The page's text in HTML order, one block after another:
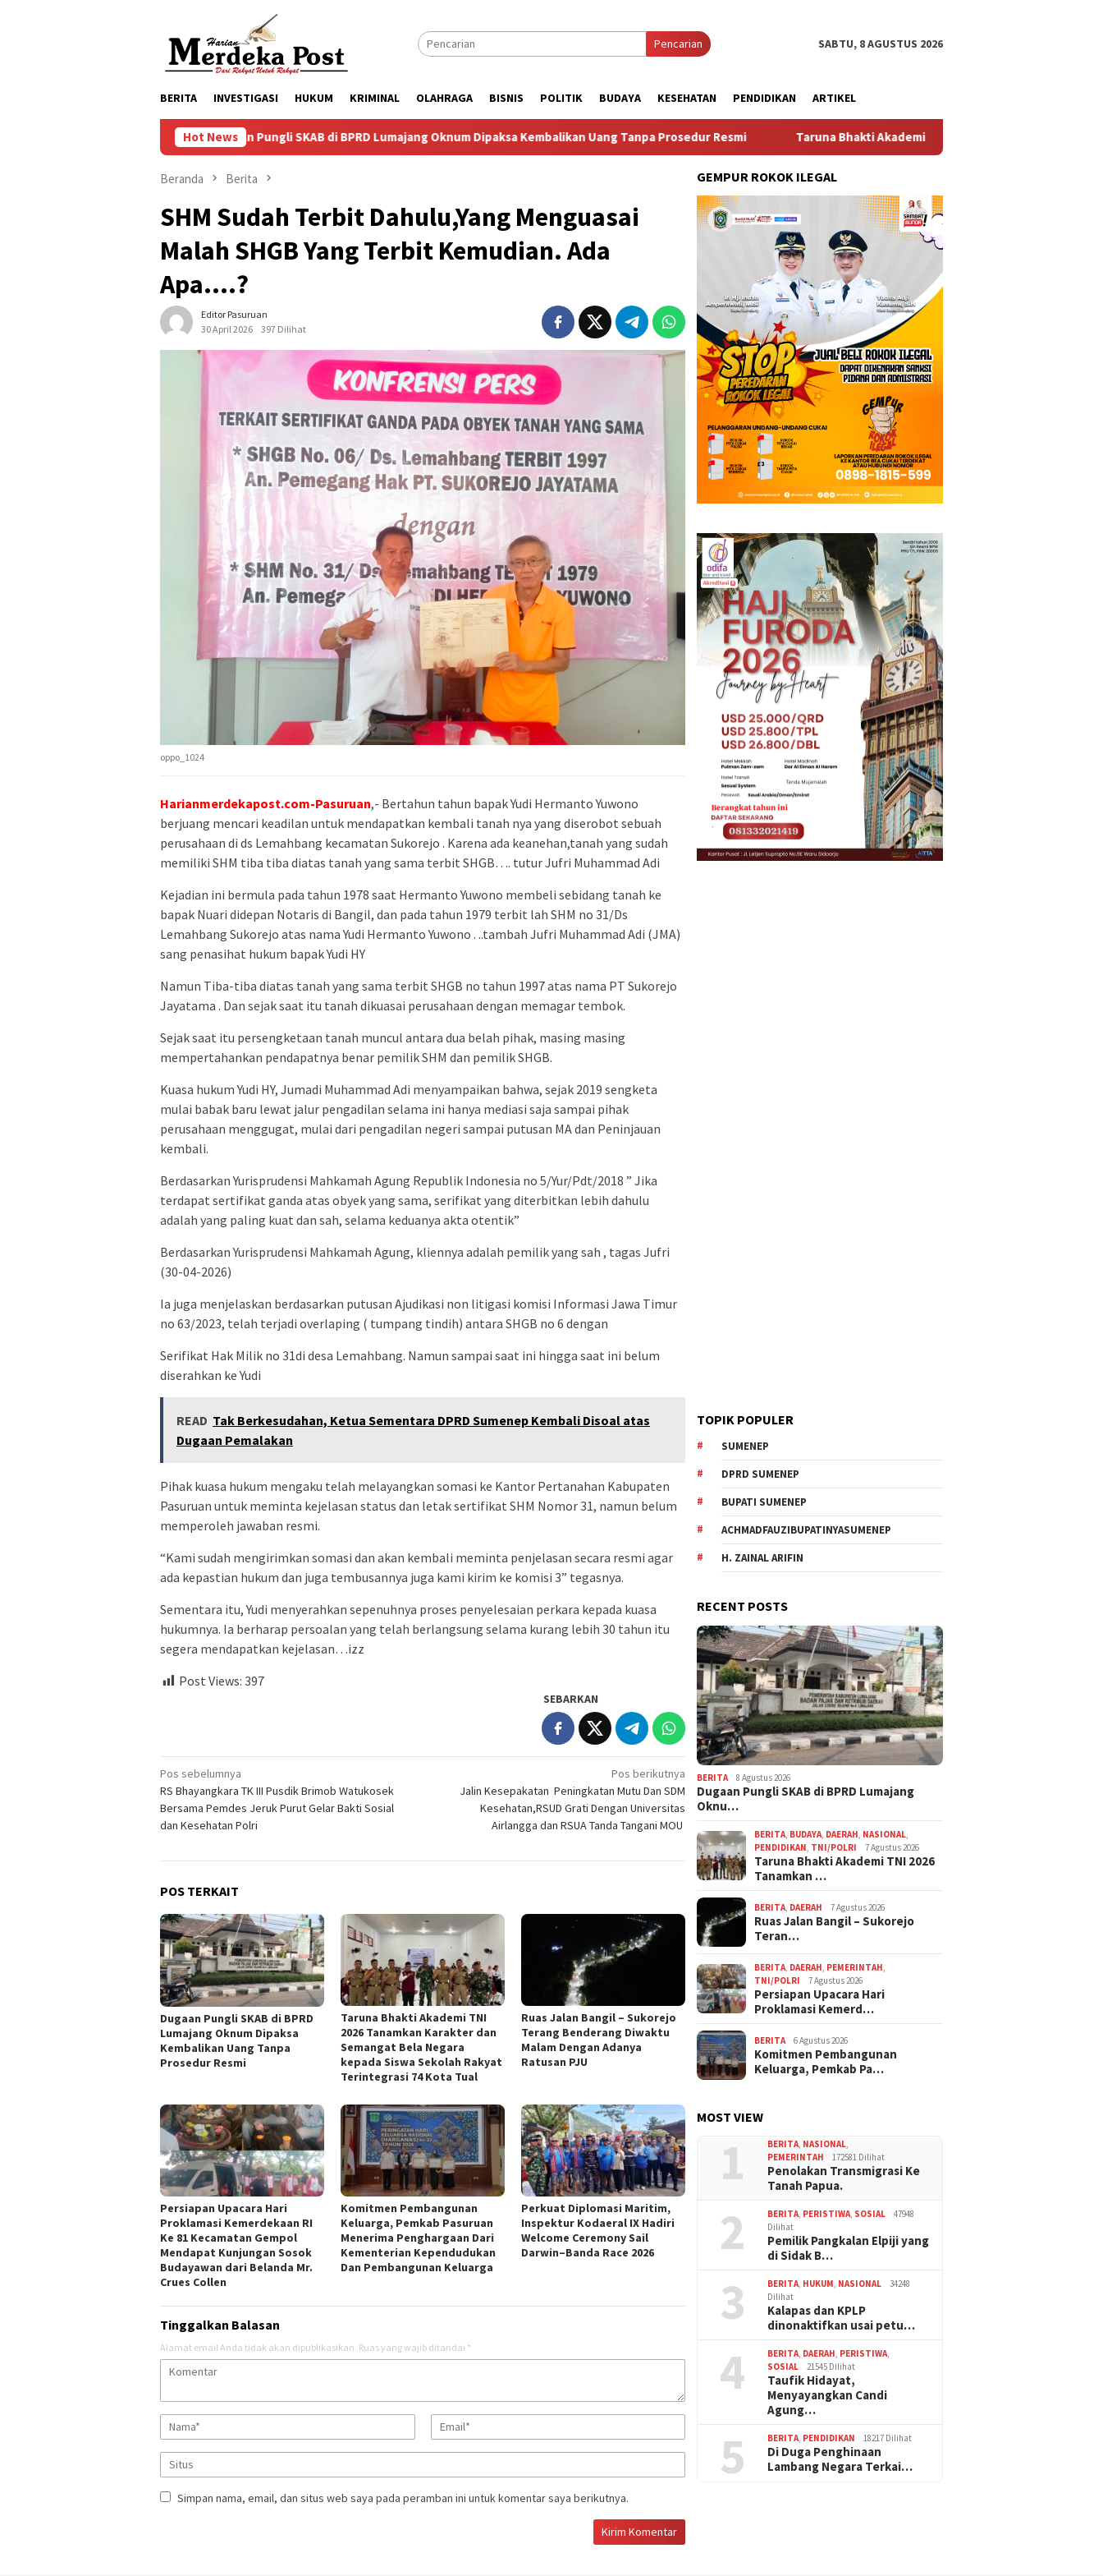
Pencarian SABTU, 8 AGUSTUS 2026
BERITA INVESTIGASI HUKUM KRIMINAL OLAHRAGA BISNIS POLITIK BUDAYA KESEHATAN PENDIDIKAN ARTIKEL
Hot News
Dugaan Pungli SKAB di BPRD Lumajang Oknum Dipaksa Kembalikan Uang Tanpa Prosedur Resmi Taruna Bhakti Akademi TNI 2026 Tanamkan Karakter dan Semangat Bela
Beranda Berita
SHM Sudah Terbit Dahulu,Yang Menguasai
Malah SHGB Yang Terbit Kemudian. Ada
Apa….?
Editor Pasuruan
30 April 2026
397 Dilihat
oppo_1024
Harianmerdekapost.com-Pasuruan,- Bertahun tahun bapak Yudi Hermanto Yuwono
berjuang mencari keadilan untuk mendapatkan kembali tanah nya yang diserobot sebuah
perusahaan di ds Lemahbang kecamatan Sukorejo . Karena ada keanehan,tanah yang sudah
memiliki SHM tiba tiba diatas tanah yang sama terbit SHGB…. tutur Jufri Muhammad Adi
Kejadian ini bermula pada tahun 1978 saat Hermanto Yuwono membeli sebidang tanah ke
bapak Nuari didepan Notaris di Bangil, dan pada tahun 1979 terbit lah SHM no 31/Ds
Lemahbang Sukorejo atas nama Yudi Hermanto Yuwono . ..tambah Jufri Muhammad Adi (JMA)
sang penasihat hukum bapak Yudi HY
Namun Tiba-tiba diatas tanah yang sama terbit SHGB no tahun 1997 atas nama PT Sukorejo
Jayatama . Dan sejak saat itu tanah dikuasai perusahaan dengan memagar tembok.
Sejak saat itu persengketaan tanah muncul antara dua belah pihak, masing masing
mempertahankan pendapatnya benar pemilik SHM dan pemilik SHGB.
Kuasa hukum Yudi HY, Jumadi Muhammad Adi menyampaikan bahwa, sejak 2019 sengketa
mulai babak baru lewat jalur pengadilan selama ini hanya mediasi saja sampai pihak
perusahaan menggugat, mulai dari pengadilan negeri sampai putusan MA dan Peninjauan
kembali.
Berdasarkan Yurisprudensi Mahkamah Agung Republik Indonesia no 5/Yur/Pdt/2018 ” Jika
terdapat sertifikat ganda atas obyek yang sama, serifikat yang diterbitkan lebih dahulu
adalah yang paling kuat dan sah, selama keduanya akta otentik”
Berdasarkan Yurisprudensi Mahkamah Agung, kliennya adalah pemilik yang sah , tagas Jufri
(30-04-2026)
Ia juga menjelaskan berdasarkan putusan Ajudikasi non litigasi komisi Informasi Jawa Timur
no 63/2023, telah terjadi overlaping ( tumpang tindih) antara SHGB no 6 dengan
Serifikat Hak Milik no 31di desa Lemahbang. Namun sampai saat ini hingga saat ini belum
diserahkan ke Yudi
READ Tak Berkesudahan, Ketua Sementara DPRD Sumenep Kembali Disoal atas
Dugaan Pemalakan
Pihak kuasa hukum mengaku telah melayangkan somasi ke Kantor Pertanahan Kabupaten
Pasuruan untuk meminta kejelasan status dan letak sertifikat SHM Nomor 31, namun belum
memperoleh jawaban resmi.
“Kami sudah mengirimkan somasi dan akan kembali meminta penjelasan secara resmi agar
ada kepastian hukum dan juga tembusannya juga kami kirim ke komisi 3” tegasnya.
Sementara itu, Yudi menyerahkan sepenuhnya proses penyelesaian perkara kepada kuasa
hukumnya. Ia berharap persoalan yang telah berlangsung selama kurang lebih 30 tahun itu
segera mendapatkan kejelasan…izz
Post Views: 397
SEBARKAN
Navigasi
pos
Pos sebelumnya
RS Bhayangkara TK III Pusdik Brimob Watukosek
Bersama Pemdes Jeruk Purut Gelar Bakti Sosial
dan Kesehatan Polri
Pos berikutnya
Jalin Kesepakatan Peningkatan Mutu Dan SDM
Kesehatan,RSUD Grati Dengan Universitas
Airlangga dan RSUA Tanda Tangani MOU
POS TERKAIT
Dugaan Pungli SKAB di BPRD
Lumajang Oknum Dipaksa
Kembalikan Uang Tanpa
Prosedur Resmi
Taruna Bhakti Akademi TNI
2026 Tanamkan Karakter dan
Semangat Bela Negara
kepada Siswa Sekolah Rakyat
Terintegrasi 74 Kota Tual
Ruas Jalan Bangil – Sukorejo
Terang Benderang Diwaktu
Malam Dengan Adanya
Ratusan PJU
Persiapan Upacara Hari
Proklamasi Kemerdekaan RI
Ke 81 Kecamatan Gempol
Mendapat Kunjungan Sosok
Budayawan dari Belanda Mr.
Crues Collen
Komitmen Pembangunan
Keluarga, Pemkab Pasuruan
Menerima Penghargaan Dari
Kementerian Kependudukan
Dan Pembangunan Keluarga
Perkuat Diplomasi Maritim,
Inspektur Kodaeral IX Hadiri
Welcome Ceremony Sail
Darwin–Banda Race 2026
Tinggalkan Balasan
Alamat email Anda tidak akan dipublikasikan. Ruas yang wajib ditandai *
Simpan nama, email, dan situs web saya pada peramban ini untuk komentar saya berikutnya.
GEMPUR ROKOK ILEGAL
TOPIK POPULER
SUMENEP
DPRD SUMENEP
BUPATI SUMENEP
ACHMADFAUZIBUPATINYASUMENEP
H. ZAINAL ARIFIN
RECENT POSTS
BERITA 8 Agustus 2026
Dugaan Pungli SKAB di BPRD Lumajang
Oknu…
BERITA, BUDAYA, DAERAH, NASIONAL,
PENDIDIKAN, TNI/POLRI 7 Agustus 2026
Taruna Bhakti Akademi TNI 2026
Tanamkan …
BERITA, DAERAH 7 Agustus 2026
Ruas Jalan Bangil – Sukorejo
Teran…
BERITA, DAERAH, PEMERINTAH,
TNI/POLRI
7 Agustus 2026
Persiapan Upacara Hari
Proklamasi Kemerd…
BERITA 6 Agustus 2026
Komitmen Pembangunan
Keluarga, Pemkab Pa…
MOST VIEW
1 BERITA, NASIONAL,
PEMERINTAH
172581 Dilihat
Penolakan Transmigrasi Ke
Tanah Papua.
2 BERITA, PERISTIWA, SOSIAL
47948
Dilihat
Pemilik Pangkalan Elpiji yang
di Sidak B…
3 BERITA, HUKUM, NASIONAL
34248
Dilihat
Kalapas dan KPLP
dinonaktifkan usai petu…
4 BERITA, DAERAH, PERISTIWA,
SOSIAL
21545 Dilihat
Taufik Hidayat,
Menyayangkan Candi
Agung…
5 BERITA, PENDIDIKAN 18217 Dilihat
Di Duga Penghinaan
Lambang Negara Terkai…